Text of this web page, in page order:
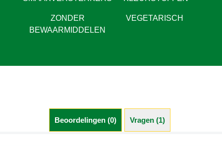
ZONDER
BEWAARMIDDELEN
VEGETARISCH
Beoordelingen (0) Vragen (1)